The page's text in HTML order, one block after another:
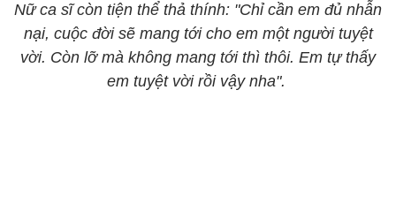
Nữ ca sĩ còn tiện thể thả thính: "Chỉ cần em đủ nhẫn
nại, cuộc đời sẽ mang tới cho em một người tuyệt
vời. Còn lỡ mà không mang tới thì thôi. Em tự thấy
em tuyệt vời rồi vậy nha".